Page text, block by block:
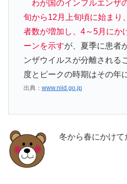
わが国のインフルエンザ
旬から12月上旬頃に始まり
者数が増加し、4～5月にか
ーンを示すが、夏季に患者
ンザウイルスが分離される
度とピークの時期はその年
出典： www.niid.go.jp
冬から春にかけて